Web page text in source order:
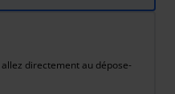
directement au dépose-